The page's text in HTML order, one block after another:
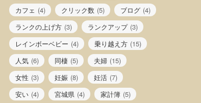
カフェ (4) クリック数 (5) ブログ (4)
ランクの上げ方 (3) ランクアップ (3)
レインボーベビー (4) 乗り越え方 (15)
人気 (6) 同棲 (5) 夫婦 (15)
女性 (3) 妊娠 (8) 妊活 (7)
安い (4) 宮城県 (4) 家計簿 (5)